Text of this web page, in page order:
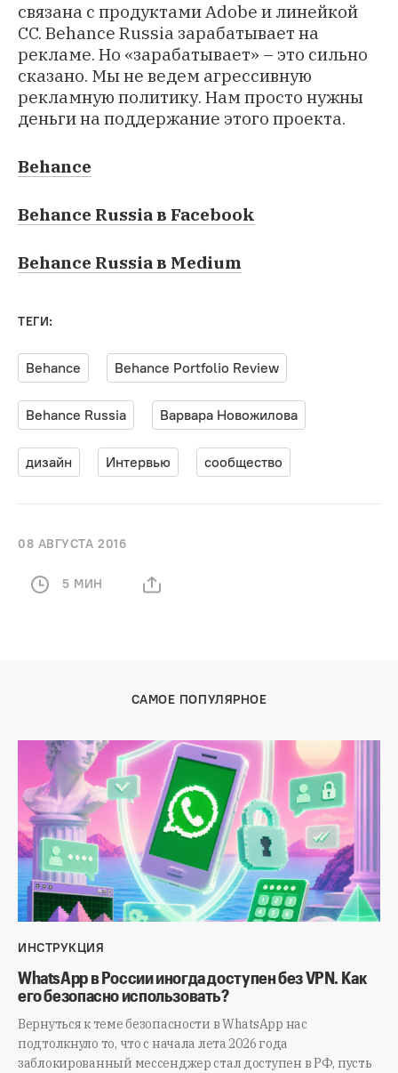
связана с продуктами Adobe и линейкой
CC. Behance Russia зарабатывает на
рекламе. Но «зарабатывает» – это сильно
сказано. Мы не ведем агрессивную
рекламную политику. Нам просто нужны
деньги на поддержание этого проекта.
Behance
Behance Russia в Facebook
Behance Russia в Medium
ТЕГИ:
Behance Behance Portfolio Review
Behance Russia Варвара Новожилова
дизайн Интервью сообщество
08 АВГУСТА 2016
5 МИН
САМОЕ ПОПУЛЯРНОЕ
ИНСТРУКЦИЯ
WhatsApp в России иногда доступен без VPN. Как
его безопасно использовать?
Вернуться к теме безопасности в WhatsApp нас
подтолкнуло то, что с начала лета 2026 года
заблокированный мессенджер стал доступен в РФ, пусть